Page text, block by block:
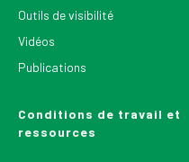
Outils de visibilité
Vidéos
Publications
Conditions de travail et
ressources